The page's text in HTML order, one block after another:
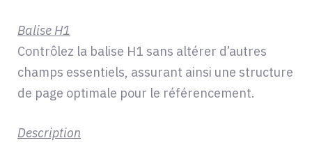
Balise H1
Contrôlez la balise H1 sans altérer d’autres
champs essentiels, assurant ainsi une structure
de page optimale pour le référencement.
Description